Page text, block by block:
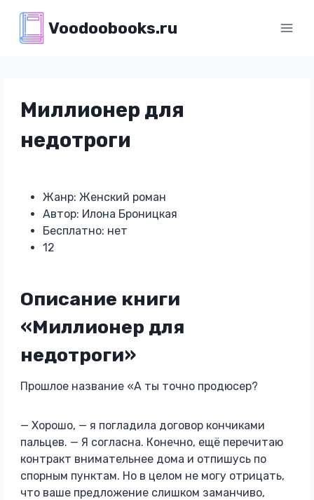
содержимому
Voodoobooks.ru
Миллионер для
недотроги
Жанр: Женский роман
Автор: Илона Броницкая
Бесплатно: нет
12
Описание книги
«Миллионер для
недотроги»
Прошлое название «А ты точно продюсер?
— Хорошо, — я погладила договор кончиками
пальцев. — Я согласна. Конечно, ещё перечитаю
контракт внимательнее дома и отпишусь по
спорным пунктам. Но в целом не могу отрицать,
что ваше предложение слишком заманчиво,